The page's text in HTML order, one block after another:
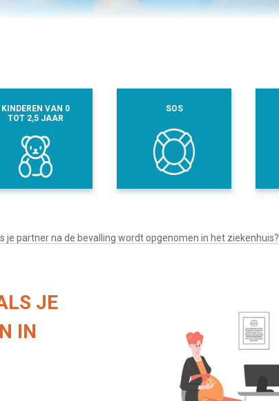
KINDEREN VAN 0
TOT 2,5 JAAR
SOS
je partner na de bevalling wordt opgenomen in het ziekenhuis?
JE
IN